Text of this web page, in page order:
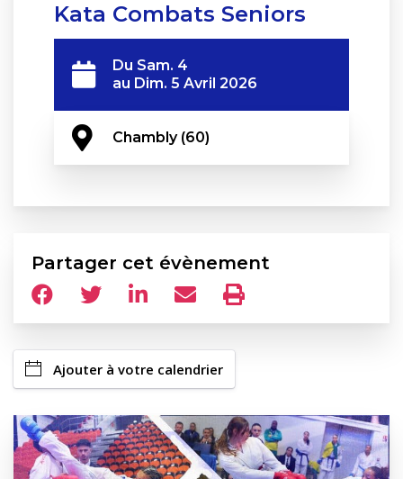
Kata Combats Seniors
Du Sam. 4
au Dim. 5 Avril 2026
Chambly (60)
Partager cet évènement
Ajouter à votre calendrier